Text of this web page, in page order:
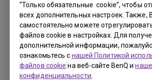
“Только обязательные cookie”, чтобы
всех дополнительных настроек. Также,
самостоятельно можете
файлов cookie в настройках. Для
дополнительной информации,
ознакомьтесь с нашей Политикой
файлов cookie на веб-сайте BenQ и
конфиденциальности
положения экрана монитор BenQ
идеально впишется в любой
Диагональ монитора 27 дюймов и
углы обзора позволяют создать
условия для работы и учебы.
Благодаря специальным